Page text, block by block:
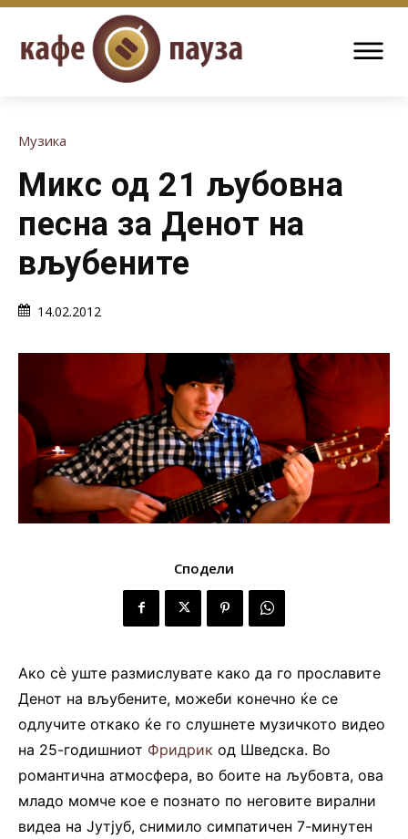
Музика
Микс од 21 љубовна
песна за Денот на
вљубените
14.02.2012
Сподели
Ако сè уште размислувате како да го прославите
Денот на вљубените, можеби конечно ќе се
одлучите откако ќе го слушнете музичкото видео
на 25-годишниот Фридрик од Шведска. Во
романтична атмосфера, во боите на љубовта, ова
младо момче кое е познато по неговите вирални
видеа на Јутјуб, снимило симпатичен 7-минутен